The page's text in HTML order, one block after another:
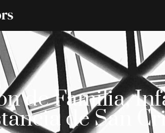
de Familia,
de San